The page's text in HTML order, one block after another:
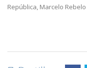
República, Marcelo